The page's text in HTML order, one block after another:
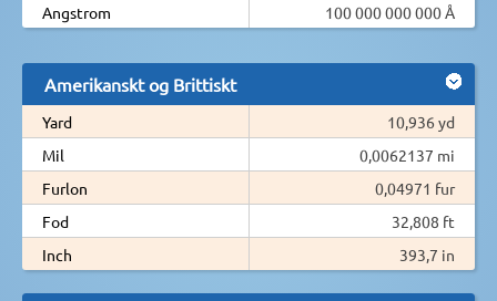
Angstrom
100 000 000 000 Å
Amerikanskt og Brittiskt
Yard
10,936 yd
Mil
0,0062137 mi
Furlon
0,04971 fur
Fod
32,808 ft
Inch
393,7 in